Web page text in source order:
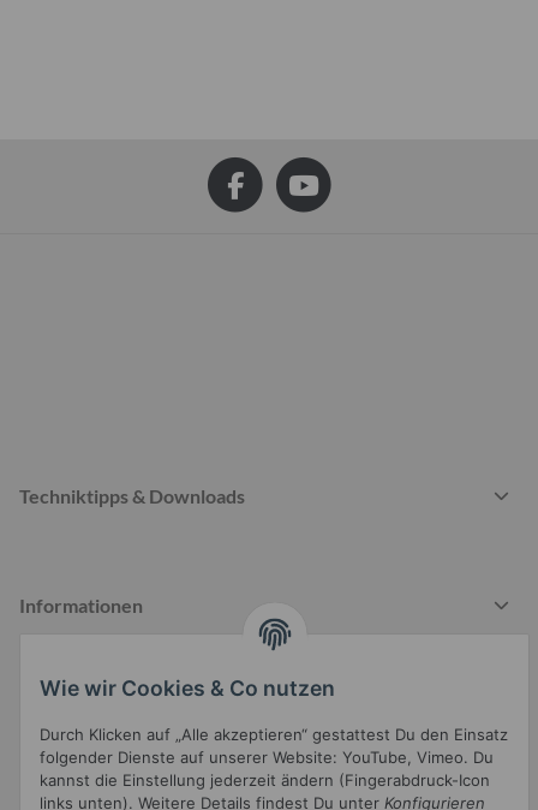
Techniktipps & Downloads
Informationen
Wie wir Cookies & Co nutzen
Durch Klicken auf „Alle akzeptieren“ gestattest Du den Einsatz
folgender Dienste auf unserer Website: YouTube, Vimeo. Du
kannst die Einstellung jederzeit ändern (Fingerabdruck-Icon
links unten). Weitere Details findest Du unter Konfigurieren